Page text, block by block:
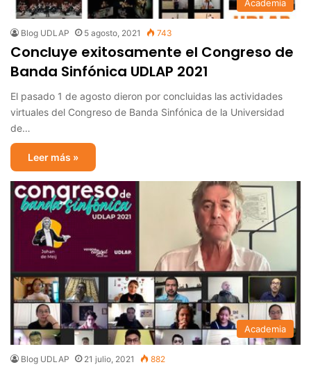
Academia
Blog UDLAP 5 agosto, 2021 743
Concluye exitosamente el Congreso de
Banda Sinfónica UDLAP 2021
El pasado 1 de agosto dieron por concluidas las actividades
virtuales del Congreso de Banda Sinfónica de la Universidad
de…
Leer más »
Academia
Blog UDLAP 21 julio, 2021 882